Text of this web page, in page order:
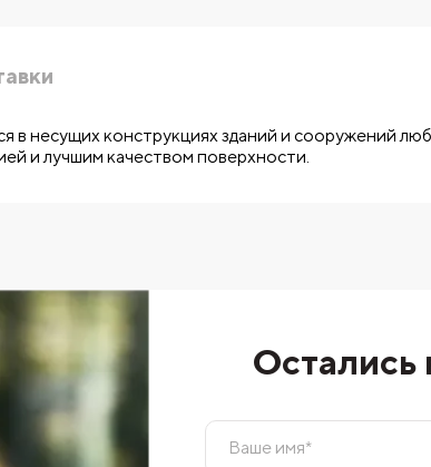
несущих конструкциях зданий и сооружений
и лучшим качеством поверхности.
Остались